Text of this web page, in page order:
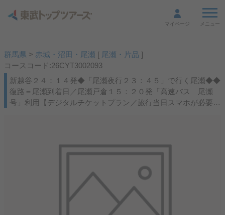
マイページ メニュー
群馬県 > 赤城・沼田・尾瀬 [ 尾瀬・片品 ]
コースコード:26CYT3002093
新越谷２４：１４発◆「尾瀬夜行２３：４５」で行く尾瀬◆◆
復路＝尾瀬到着日／尾瀬戸倉１５：２０発「高速バス 尾瀬
号」利用【デジタルチケットプラン／旅行当日スマホが必要】